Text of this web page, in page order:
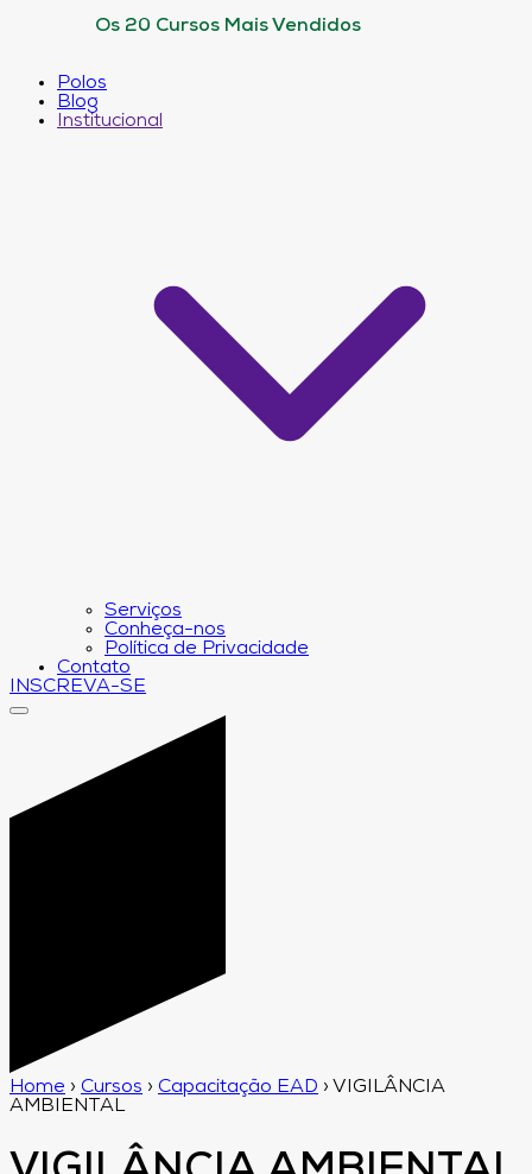
Os 20 Cursos Mais Vendidos
Polos
Blog
Institucional
Serviços
Conheça-nos
Política de Privacidade
Contato
INSCREVA-SE
Home › Cursos › Capacitação EAD › VIGILÂNCIA
AMBIENTAL